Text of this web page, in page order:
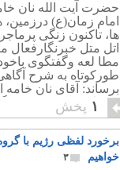
حضرت آیت الله نان
امام زمان(ع)
ها، تاکنون زنگی
اتل متل خبرنگارفعال
مطا لعه وگفتگوی
طورکوتاه به شرح
برساند: آقای نان
درکناروبه کمک
گاری وحمل
۱ پخش
برخورد لفظی رژیم با
خواهیم
۳